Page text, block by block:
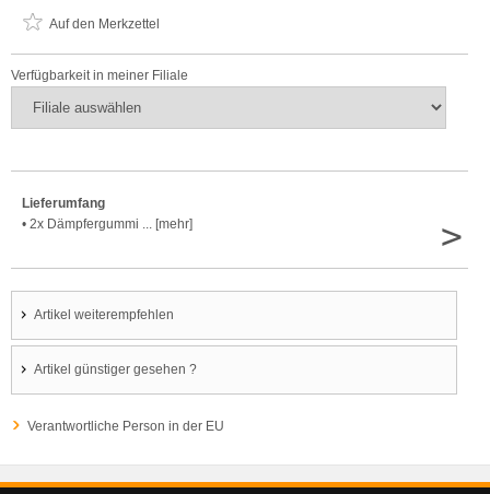
Auf den Merkzettel
Verfügbarkeit in meiner Filiale
Lieferumfang
• 2x Dämpfergummi ... [mehr]
>
Artikel weiterempfehlen
Artikel günstiger gesehen ?
Verantwortliche Person in der EU